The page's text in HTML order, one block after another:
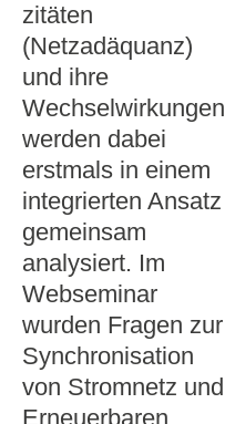
zitäten
(Netzadäquanz)
und ihre
Wechselwirkungen
werden dabei
erstmals in einem
integrierten Ansatz
gemeinsam
analysiert. Im
Webseminar
wurden Fragen zur
Synchronisation
von Stromnetz und
Erneuerbaren